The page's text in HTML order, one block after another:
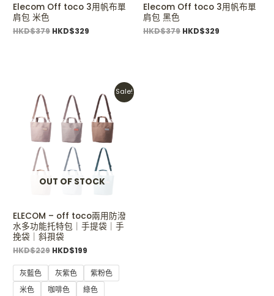
Elecom Off toco 3用帆布單
肩包 米色
HKD$379 HKD$329
Elecom Off toco 3用帆布單
肩包 黑色
HKD$379 HKD$329
Sale!
OUT OF STOCK
ELECOM – off toco兩用防潑
水多功能托特包｜手提袋｜手
挽袋｜斜孭袋
HKD$229
price
was:
HKD$229.
HKD$199
Current
price
is:
HKD$199.
灰藍色 灰紫色
紫粉色
米色
咖啡色 綠色